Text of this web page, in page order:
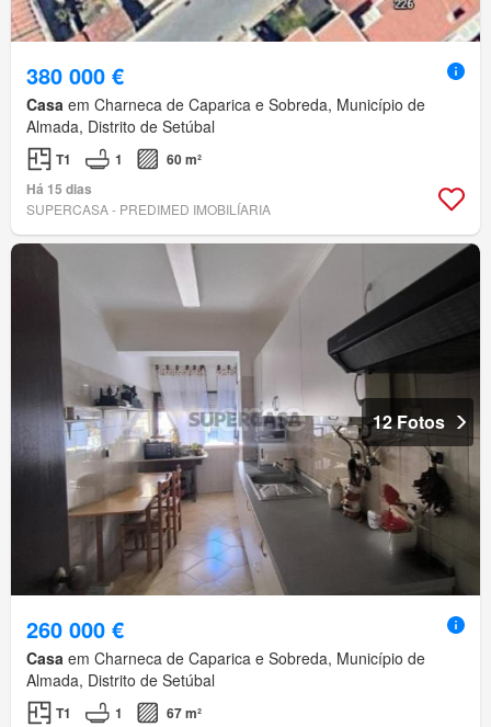
380 000 €
Casa em Charneca de Caparica e Sobreda, Município de
Almada, Distrito de Setúbal
T1 1
60 m²
Há 15 dias
SUPERCASA - PREDIMED IMOBILÍARIA
12 Fotos
260 000 €
Casa em Charneca de Caparica e Sobreda, Município de
Almada, Distrito de Setúbal
T1 1 67 m²